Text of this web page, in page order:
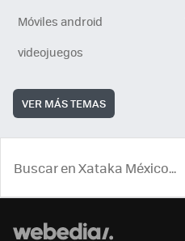
Móviles android
videojuegos
VER MÁS TEMAS